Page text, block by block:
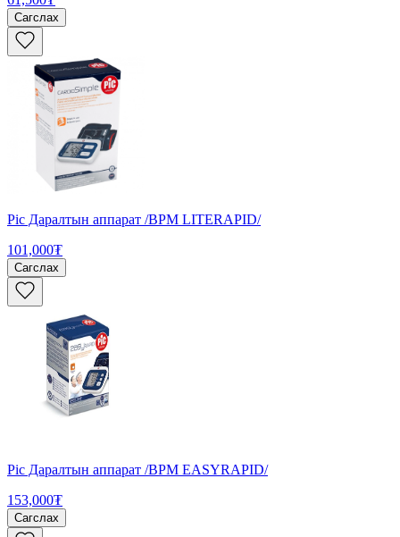
Сагслах
Pic Даралтын аппарат /BPM LITERAPID/
101,000₮
Сагслах
Pic Даралтын аппарат /BPM EASYRAPID/
153,000₮
Сагслах